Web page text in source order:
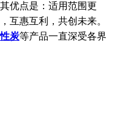
优点是：适用范围更
互惠互利，共创未来。
炭等产品一直深受各界